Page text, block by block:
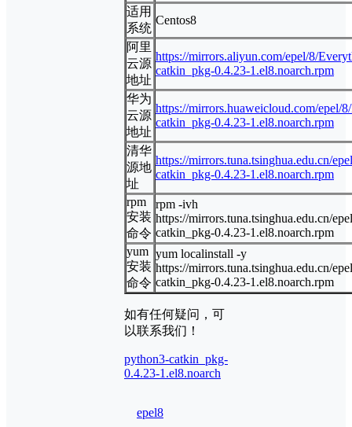
适用
系统
Centos8
阿里
云源
地址
https://mirrors.aliyun.com/epel/8/
catkin_pkg-0.4.23-1.el8.noarch.rpm
华为
云源
地址
https://mirrors.huaweicloud.com/epel/
catkin_pkg-0.4.23-1.el8.noarch.rpm
清华
源地
址
https://mirrors.tuna.tsinghua.edu.cn/
catkin_pkg-0.4.23-1.el8.noarch.rpm
rpm
安装
命令
rpm -ivh
https://mirrors.tuna.tsinghua.edu.cn/
catkin_pkg-0.4.23-1.el8.noarch.rpm
yum
安装
命令
yum localinstall -y
https://mirrors.tuna.tsinghua.edu.cn/
catkin_pkg-0.4.23-1.el8.noarch.rpm
如有任何疑问，可
以联系我们！
python3-catkin_pkg-
0.4.23-1.el8.noarch
epel8